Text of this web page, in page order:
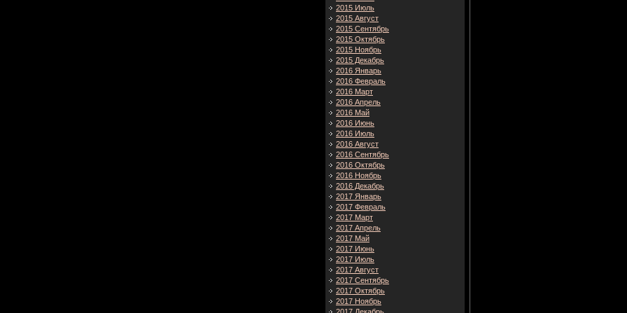
2015 Июль
2015 Август
2015 Сентябрь
2015 Октябрь
2015 Ноябрь
2015 Декабрь
2016 Январь
2016 Февраль
2016 Март
2016 Апрель
2016 Май
2016 Июнь
2016 Июль
2016 Август
2016 Сентябрь
2016 Октябрь
2016 Ноябрь
2016 Декабрь
2017 Январь
2017 Февраль
2017 Март
2017 Апрель
2017 Май
2017 Июнь
2017 Июль
2017 Август
2017 Сентябрь
2017 Октябрь
2017 Ноябрь